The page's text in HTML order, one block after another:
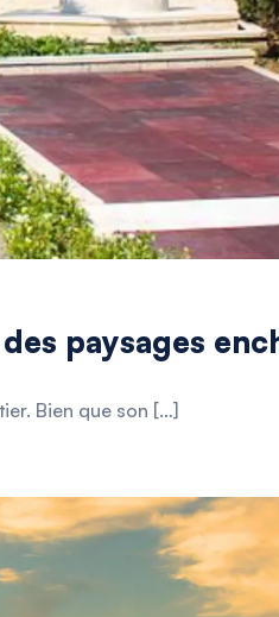
paysages
Bien que son […]